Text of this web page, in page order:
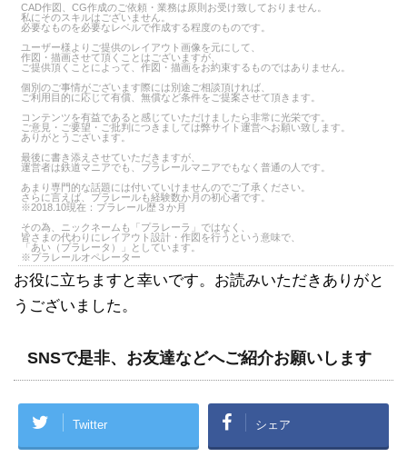
CAD作図、CG作成のご依頼・業務は原則お受け致しておりません。
私にそのスキルはございません。
必要なものを必要なレベルで作成する程度のものです。
ユーザー様よりご提供のレイアウト画像を元にして、
作図・描画させて頂くことはございますが、
ご提供頂くことによって、作図・描画をお約束するものではありません。
個別のご事情がございます際には別途ご相談頂ければ、
ご利用目的に応じて有償、無償など条件をご提案させて頂きます。
コンテンツを有益であると感じていただけましたら非常に光栄です。
ご意見・ご要望・ご批判につきましては弊サイト運営へお願い致します。
ありがとうございます。
最後に書き添えさせていただきますが、
運営者は鉄道マニアでも、プラレールマニアでもなく普通の人です。
あまり専門的な話題には付いていけませんのでご了承ください。
さらに言えば、プラレールも経験数か月の初心者です。
※2018.10現在：プラレール歴３か月
その為、ニックネームも「プラレーラ」ではなく、
皆さまの代わりにレイアウト設計・作図を行うという意味で、
「あい（プラレータ）」としています。
※プラレールオペレーター
お役に立ちますと幸いです。お読みいただきありがと
うございました。
SNSで是非、お友達などへご紹介お願いします
Twitter シェア